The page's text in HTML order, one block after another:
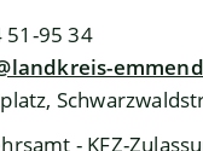
51-95 34
- KFZ-